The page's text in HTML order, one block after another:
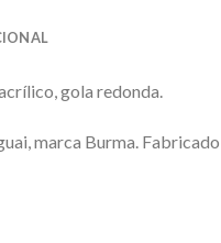
gola redonda.
marca Burma.